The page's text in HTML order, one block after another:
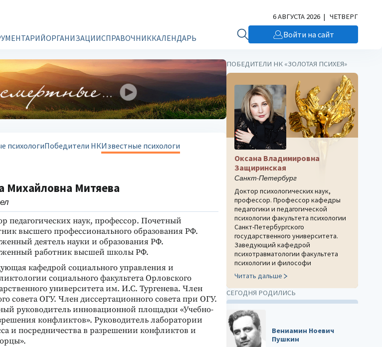
ОРГАНИЗАЦИИСПРАВОЧНИККАЛЕНДАРЬ
6 АВГУСТА 2026 | ЧЕТВЕРГ
Войти на сайт
психологиПобедители НКИзвестные психологи
Михайловна Митяева
педагогических наук, профессор. Почетный
высшего профессионального образования РФ.
деятель науки и образования РФ.
работник высшей школы РФ.
кафедрой социального управления и
социального факультета Орловского
университета им. И.С. Тургенева. Член
совета ОГУ. Член диссертационного совета при ОГУ.
руководитель инновационной площадки «Учебно-
конфликтов». Руководитель лаборатории
и посредничества в разрешении конфликтов и
ПОБЕДИТЕЛИ НК «ЗОЛОТАЯ ПСИХЕЯ»
Оксана Владимировна
Защиринская
Санкт-Петербург
Доктор психологических наук,
профессор. Профессор кафедры
педагогики и педагогической
психологии факультета психологии
Санкт-Петербургского
государственного университета.
Заведующий кафедрой
психотравматологии факультета
психологии и философи
Читать дальше
СЕГОДНЯ РОДИЛИСЬ
Вениамин Ноевич
Пушкин